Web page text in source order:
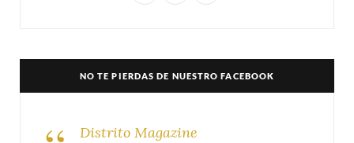
e
o
w
t
t
NO TE PIERDAS DE NUESTRO FACEBOOK
Distrito Magazine